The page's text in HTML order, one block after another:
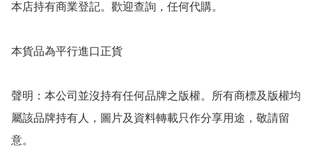
本店持有商業登記。歡迎查詢，任何代購。
本貨品為平行進口正貨
聲明：本公司並沒持有任何品牌之版權。所有商標及版權均
屬該品牌持有人，圖片及資料轉載只作分享用途，敬請留
意。